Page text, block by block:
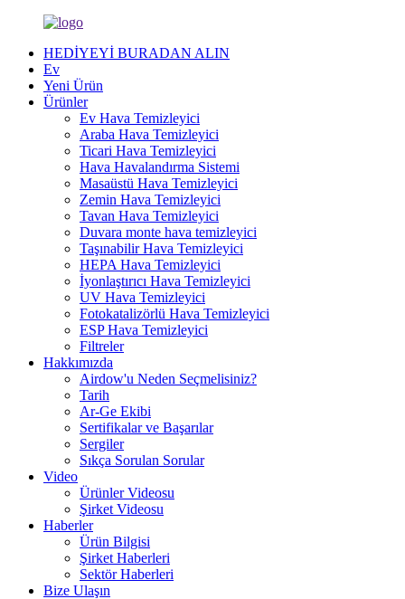
HEDİYEYİ BURADAN ALIN
Ev
Yeni Ürün
Ürünler
Ev Hava Temizleyici
Araba Hava Temizleyici
Ticari Hava Temizleyici
Hava Havalandırma Sistemi
Masaüstü Hava Temizleyici
Zemin Hava Temizleyici
Tavan Hava Temizleyici
Duvara monte hava temizleyici
Taşınabilir Hava Temizleyici
HEPA Hava Temizleyici
İyonlaştırıcı Hava Temizleyici
UV Hava Temizleyici
Fotokatalizörlü Hava Temizleyici
ESP Hava Temizleyici
Filtreler
Hakkımızda
Airdow'u Neden Seçmelisiniz?
Tarih
Ar-Ge Ekibi
Sertifikalar ve Başarılar
Sergiler
Sıkça Sorulan Sorular
Video
Ürünler Videosu
Şirket Videosu
Haberler
Ürün Bilgisi
Şirket Haberleri
Sektör Haberleri
Bize Ulaşın